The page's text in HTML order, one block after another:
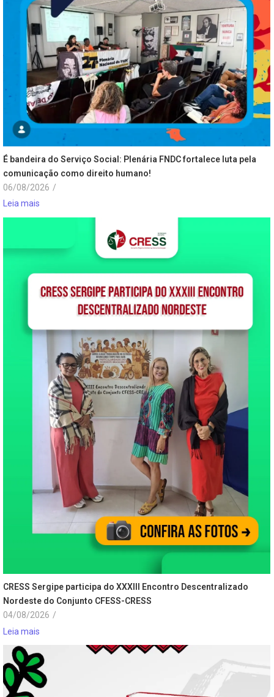
É bandeira do Serviço Social: Plenária FNDC fortalece luta pela
comunicação como direito humano!
06/08/2026 /
Leia mais
CRESS Sergipe participa do XXXIII Encontro Descentralizado
Nordeste do Conjunto CFESS-CRESS
04/08/2026 /
Leia mais